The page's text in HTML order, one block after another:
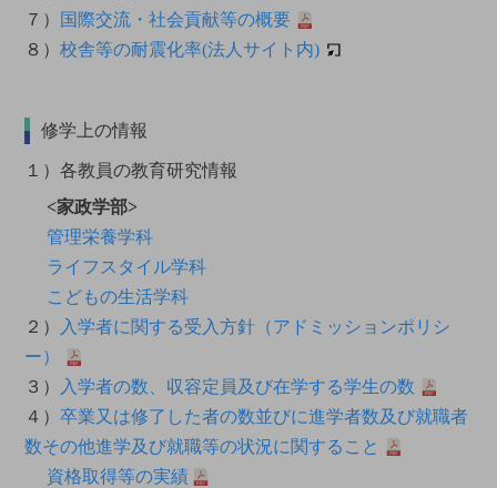
７） 国際交流・社会貢献等の概要
８）校舎等の耐震化率(法人サイト内)
修学上の情報
１）各教員の教育研究情報
<家政学部>
管理栄養学科
ライフスタイル学科
こどもの生活学科
２）
入学者に関する受入方針（アドミッションポリシ
ー）
３）
入学者の数、収容定員及び在学する学生の数
４）卒業又は修了した者の数並びに進学者数及び就職者
数その他進学及び就職等の状況に関すること
資格取得等の実績